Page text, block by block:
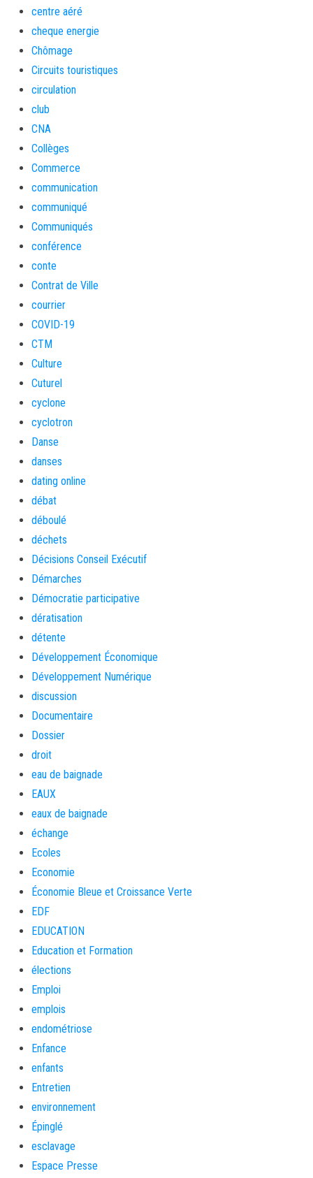
centre aéré
cheque energie
Chômage
Circuits touristiques
circulation
club
CNA
Collèges
Commerce
communication
communiqué
Communiqués
conférence
conte
Contrat de Ville
courrier
COVID-19
CTM
Culture
Cuturel
cyclone
cyclotron
Danse
danses
dating online
débat
déboulé
déchets
Décisions Conseil Exécutif
Démarches
Démocratie participative
dératisation
détente
Développement Économique
Développement Numérique
discussion
Documentaire
Dossier
droit
eau de baignade
EAUX
eaux de baignade
échange
Ecoles
Economie
Économie Bleue et Croissance Verte
EDF
EDUCATION
Education et Formation
élections
Emploi
emplois
endométriose
Enfance
enfants
Entretien
environnement
Épinglé
esclavage
Espace Presse